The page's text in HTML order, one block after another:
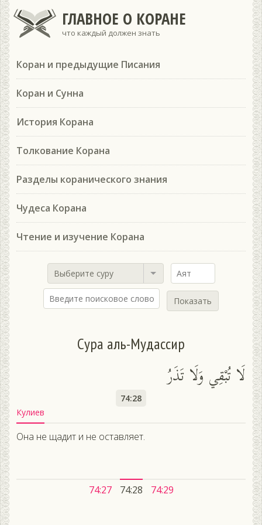
ГЛАВНОЕ О КОРАНЕ
что каждый должен знать
Коран и предыдущие Писания
Коран и Сунна
История Корана
Толкование Корана
Разделы коранического знания
Чудеса Корана
Чтение и изучение Корана
Выберите суру
Показать
Сура аль-Мудассир
لَا تُبْقِي وَلَا تَذَرُ
74:28
Кулиев
Она не щадит и не оставляет.
74:27 74:28 74:29